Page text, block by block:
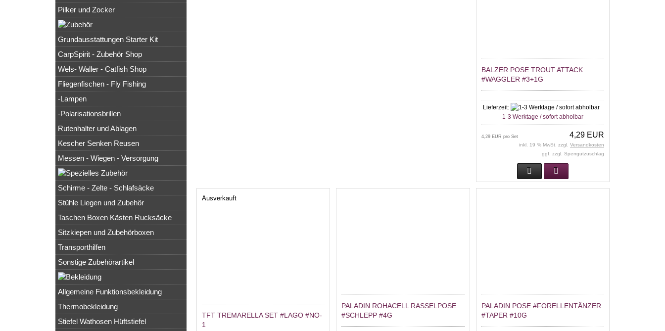
BALZER POSE TROUT ATTACK
#WAGGLER #3+1G
Lieferzeit:
1-3 Werktage / sofort abholbar
4,29 EUR
4,29 EUR pro Set
inkl. 19 % MwSt. zzgl. Versandkosten
ggf. zzgl. Sperrgutzuschlag
Ausverkauft
TFT TREMARELLA SET #LAGO #NO-
1
PALADIN ROHACELL RASSELPOSE
#SCHLEPP #4G
PALADIN POSE #FORELLENTÄNZER
#TAPER #10G
Pilker und Zocker
Grundausstattungen Starter Kit
CarpSpirit - Zubehör Shop
Wels- Waller - Catfish Shop
Fliegenfischen - Fly Fishing
-Lampen
-Polarisationsbrillen
Rutenhalter und Ablagen
Kescher Senken Reusen
Messen - Wiegen - Versorgung
Schirme - Zelte - Schlafsäcke
Stühle Liegen und Zubehör
Taschen Boxen Kästen Rucksäcke
Sitzkiepen und Zubehörboxen
Transporthilfen
Sonstige Zubehörartikel
Allgemeine Funktionsbekleidung
Thermobekleidung
Stiefel Wathosen Hüftstiefel